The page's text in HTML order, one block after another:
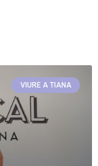
VIURE A TIANA